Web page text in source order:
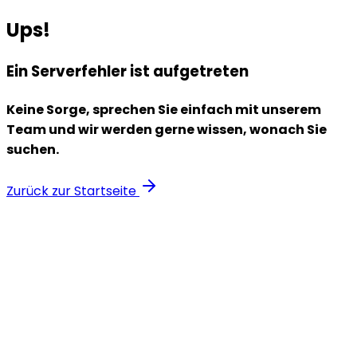
Ups!
Ein Serverfehler ist aufgetreten
Keine Sorge, sprechen Sie einfach mit unserem
Team und wir werden gerne wissen, wonach Sie
suchen.
Zurück zur Startseite